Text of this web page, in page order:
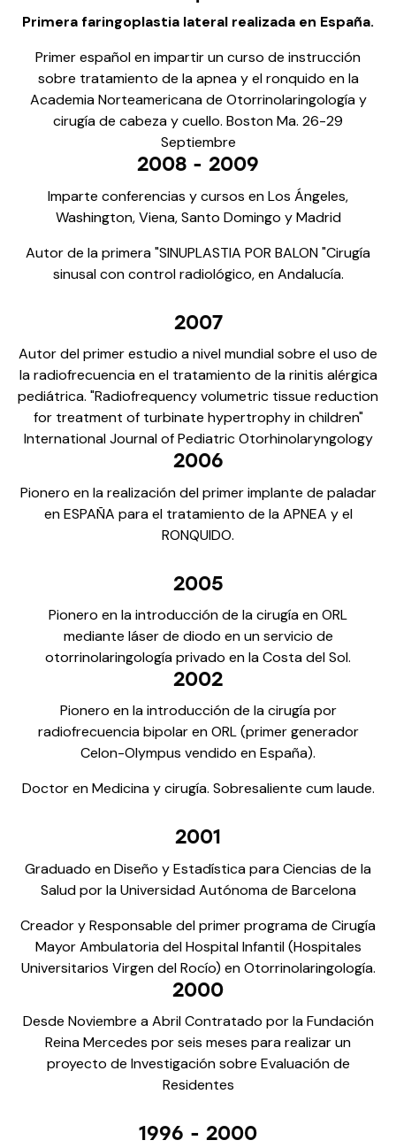
Primera faringoplastia lateral realizada en España.
Primer español en impartir un curso de instrucción
sobre tratamiento de la apnea y el ronquido en la
Academia Norteamericana de Otorrinolaringología y
cirugía de cabeza y cuello. Boston Ma. 26-29
Septiembre
2008 - 2009
Imparte conferencias y cursos en Los Ángeles,
Washington, Viena, Santo Domingo y Madrid
Autor de la primera "SINUPLASTIA POR BALON "Cirugía
sinusal con control radiológico, en Andalucía.
2007
Autor del primer estudio a nivel mundial sobre el uso de
la radiofrecuencia en el tratamiento de la rinitis alérgica
pediátrica. "Radiofrequency volumetric tissue reduction
for treatment of turbinate hypertrophy in children"
International Journal of Pediatric Otorhinolaryngology
2006
Pionero en la realización del primer implante de paladar
en ESPAÑA para el tratamiento de la APNEA y el
RONQUIDO.
2005
Pionero en la introducción de la cirugía en ORL
mediante láser de diodo en un servicio de
otorrinolaringología privado en la Costa del Sol.
2002
Pionero en la introducción de la cirugía por
radiofrecuencia bipolar en ORL (primer generador
Celon-Olympus vendido en España).
Doctor en Medicina y cirugía. Sobresaliente cum laude.
2001
Graduado en Diseño y Estadística para Ciencias de la
Salud por la Universidad Autónoma de Barcelona
Creador y Responsable del primer programa de Cirugía
Mayor Ambulatoria del Hospital Infantil (Hospitales
Universitarios Virgen del Rocío) en Otorrinolaringología.
2000
Desde Noviembre a Abril Contratado por la Fundación
Reina Mercedes por seis meses para realizar un
proyecto de Investigación sobre Evaluación de
Residentes
1996 - 2000